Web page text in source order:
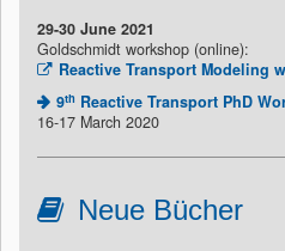
29-30 June 2021
Goldschmidt workshop (online):
Reactive Transport Modeling
9th Reactive Transport PhD
16-17 March 2020
Neue Bücher